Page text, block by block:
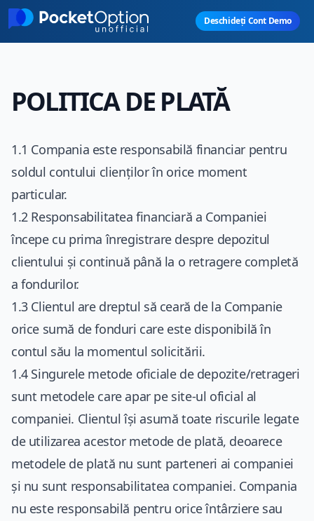
Skip to main content
Deschideți Cont Demo
POLITICA DE PLATĂ
1.1 Compania este responsabilă financiar pentru
soldul contului clienților în orice moment
particular.
1.2 Responsabilitatea financiară a Companiei
începe cu prima înregistrare despre depozitul
clientului și continuă până la o retragere completă
a fondurilor.
1.3 Clientul are dreptul să ceară de la Companie
orice sumă de fonduri care este disponibilă în
contul său la momentul solicitării.
1.4 Singurele metode oficiale de depozite/retrageri
sunt metodele care apar pe site-ul oficial al
companiei. Clientul își asumă toate riscurile legate
de utilizarea acestor metode de plată, deoarece
metodele de plată nu sunt parteneri ai companiei
și nu sunt responsabilitatea companiei. Compania
nu este responsabilă pentru orice întârziere sau